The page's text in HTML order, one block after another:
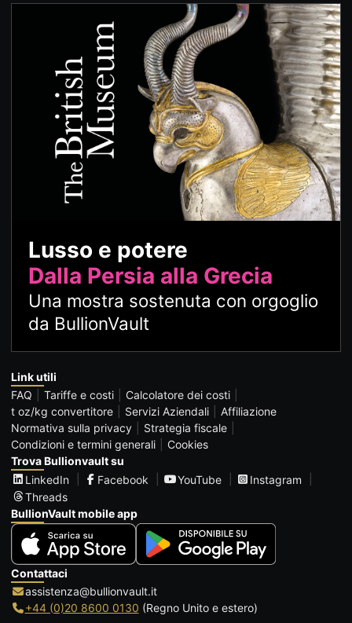
Lusso e potere
Dalla Persia alla Grecia
Una mostra sostenuta con orgoglio
da BullionVault
Link utili
FAQ
Tariffe e costi
Calcolatore dei costi
t oz/kg convertitore
Servizi Aziendali
Affiliazione
Normativa sulla privacy
Strategia fiscale
Condizioni e termini generali
Cookies
Trova Bullionvault su
LinkedIn
Facebook YouTube
Instagram
Threads
BullionVault mobile app
Contattaci
assistenza@bullionvault.it
+44 (0)20 8600 0130 (Regno Unito e estero)